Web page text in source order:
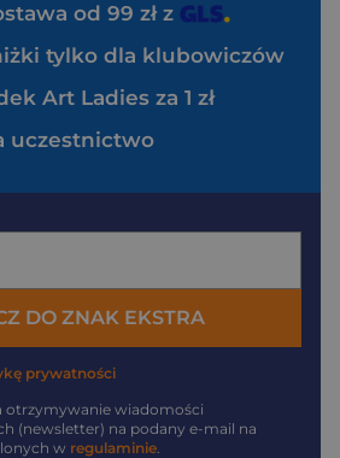
od 99 zł z
tylko dla klubowiczów
Art Ladies za 1 zł
uczestnictwo
DO ZNAK EKSTRA
prywatności
otrzymywanie wiadomości
(newsletter) na podany e-mail na
w regulaminie